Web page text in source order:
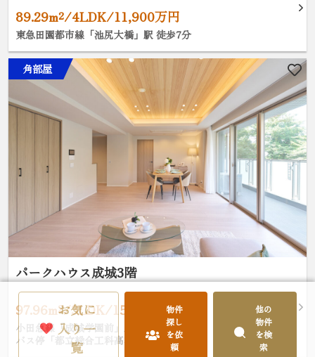
89.29m²/4LDK/11,900万円
東急田園都市線「池尻大橋」駅 徒歩7分
角部屋
パークハウス成城3階
97.96m²/3LDK/15,990万円
小田急線「成城学園前」駅 徒歩16分
バス停「都立総合工科高校前」停徒歩4分
お気に
入り一
覧
物件
探し
を依
頼
他の
物件
を検
索